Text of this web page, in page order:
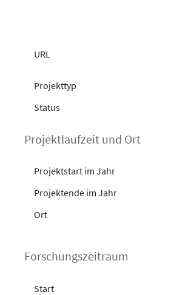
URL
Projekttyp
Status
Projektlaufzeit und Ort
Projektstart im Jahr
Projektende im Jahr
Ort
Forschungszeitraum
Start